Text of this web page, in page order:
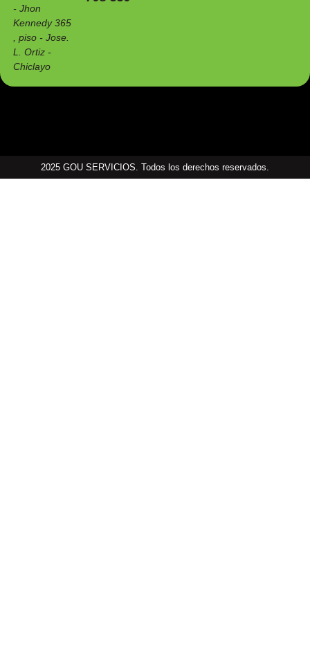
- Jhon
Kennedy 365
, piso - Jose.
L. Ortiz -
Chiclayo
2025 GOU SERVICIOS. Todos los derechos reservados.